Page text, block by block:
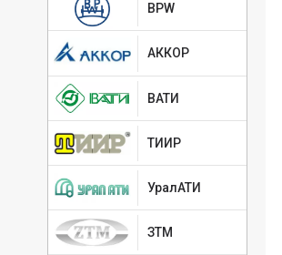
BPW
АККОР
ВАТИ
ТИИР
УралАТИ
ЗТМ